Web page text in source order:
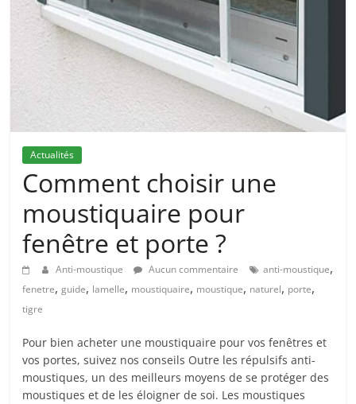
Actualités
Comment choisir une
moustiquaire pour
fenêtre et porte ?
Anti-moustique Aucun commentaire anti-moustique,
fenetre,guide, lamelle, moustiquaire, moustique, naturel, porte,
tigre
Pour bien acheter une moustiquaire pour vos fenêtres et
vos portes, suivez nos conseils Outre les répulsifs anti-
moustiques, un des meilleurs moyens de se protéger des
moustiques et de les éloigner de soi. Les moustiques